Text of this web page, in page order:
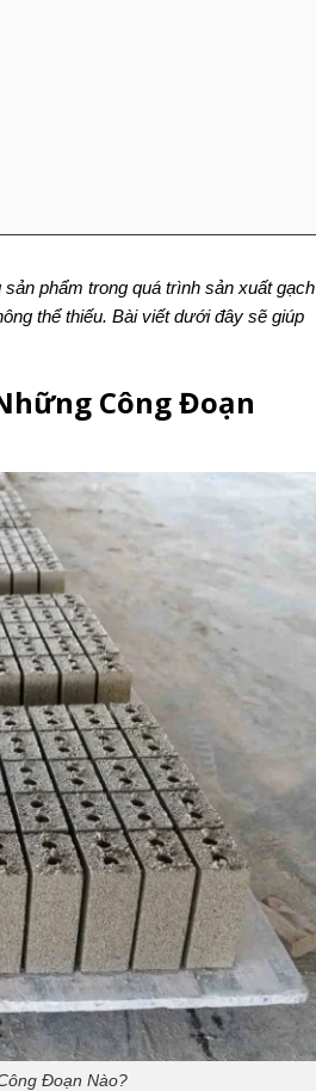
phẩm trong quá trình sản xuất gạch
thể thiếu. Bài viết dưới đây sẽ giúp
Công Đoạn
Đoạn Nào?